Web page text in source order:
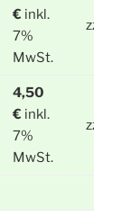
€ inkl.
7%
MwSt.
zzgl.
4,50
€ inkl.
7%
MwSt.
zzgl.